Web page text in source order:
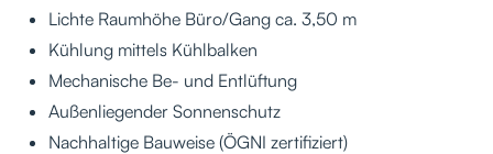
Lichte Raumhöhe Büro/Gang ca. 3,50 m
Kühlung mittels Kühlbalken
Mechanische Be- und Entlüftung
Außenliegender Sonnenschutz
Nachhaltige Bauweise (ÖGNI zertifiziert)